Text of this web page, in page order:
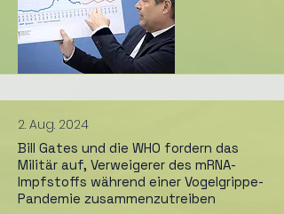
2. Aug. 2024
Bill Gates und die WHO fordern das
Militär auf, Verweigerer des mRNA-
Impfstoffs während einer Vogelgrippe-
Pandemie zusammenzutreiben